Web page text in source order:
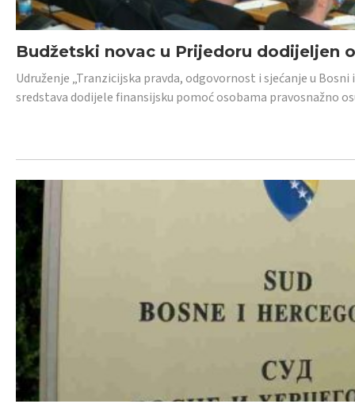
Budžetski novac u Prijedoru dodijeljen
Udruženje „Tranzicijska pravda, odgovornost i sjećanje u
sredstava dodijele finansijsku pomoć osobama pravosnažno